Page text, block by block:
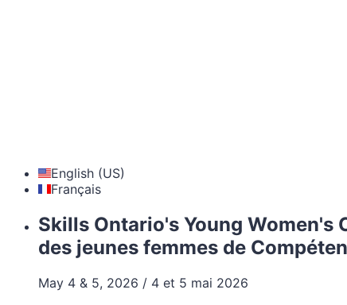
English (US)
Français
Skills Ontario's Young Women's
des jeunes femmes de
May 4 & 5, 2026 / 4 et 5 mai 2026